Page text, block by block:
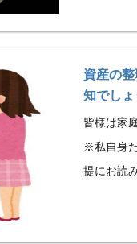
資産の
知でし
皆様は家
※私自身
提にお読